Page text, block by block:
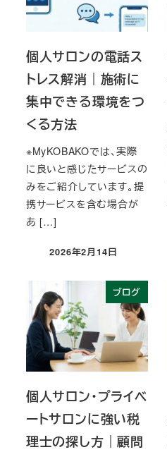
個人サロンの電話ス
トレス解消｜施術に
集中できる環境をつ
くる方法
※MyKOBAKOでは、実際
に良いと感じたサービスの
みをご紹介しています。提
携サービスを含む場合が
あ […]
投稿日
2026年2月14日
ブログ
個人サロン・プライベ
ートサロンに強い税
理士の探し方｜顧問